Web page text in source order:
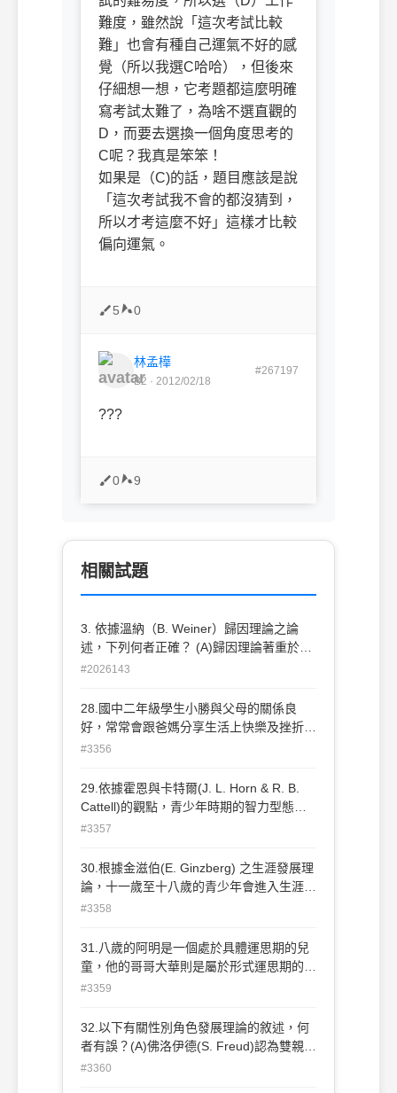
難度，雖然說「這次考試比較
難」也會有種自己運氣不好的感
覺（所以我選C哈哈），但後來
仔細想一想，它考題都這麼明確
寫考試太難了，為啥不選直觀的
D，而要去選換一個角度思考的
C呢？我真是笨笨！
如果是（C)的話，題目應該是說
「這次考試我不會的都沒猜到，
所以才考這麼不好」這樣才比較
偏向運氣。
5 0
林孟樺
B2 · 2012/02/18
#267197
???
0 9
相關試題
3. 依據溫納（B. Weiner）歸因理論之論
述，下列何者正確？ (A)歸因理論著重於預
期投入和實際產出之間遞延關係的解釋 (B)
數都可以歸類到預期信念、環境制約、能控
制性等三個不同的向度 (C)環境制約即是成
#2026143
28.國中二年級學生小勝與父母的關係良
好，常常會跟爸媽分享生活上快樂及挫折的
感受，而且當同學誘惑他從事不當行為時，
高興，而打消念頭。依據社會控制理論而
言，是哪一「社會鍵」產生作用抑制偏差行
#3356
29.依據霍恩與卡特爾(J. L. Horn & R. B.
Cattell)的觀點，青少年時期的智力型態有
何改變？(A)晶體智力成長趨緩、流體智力
(C)流體智力成長趨緩、晶體智力增加 (D)
經驗智力成長趨緩、組合智力增加
#3357
30.根據金滋伯(E. Ginzberg) 之生涯發展理
論，十一歲至十八歲的青少年會進入生涯選
擇的試驗階段，此階段可再分成四個時期，
決定 (B)興趣、能力、價值觀、轉換(C)興
趣、探索、驗證、轉換 (D)價值觀、興趣、
#3358
31.八歲的阿明是一個處於具體運思期的兒
童，他的哥哥大華則是屬於形式運思期的青
少年。根據皮亞傑(J. Piaget)的理論，大華
(A)同化(assimilation)(B)保留
(conservation)(C)質性差異(qualitative
#3359
32.以下有關性別角色發展理論的敘述，何
者有誤？(A)佛洛伊德(S. Freud)認為雙親認
同是影響青少年性別角色發展的主要心理歷
#3360